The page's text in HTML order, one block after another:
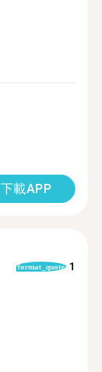
下載APP
format_quote 1